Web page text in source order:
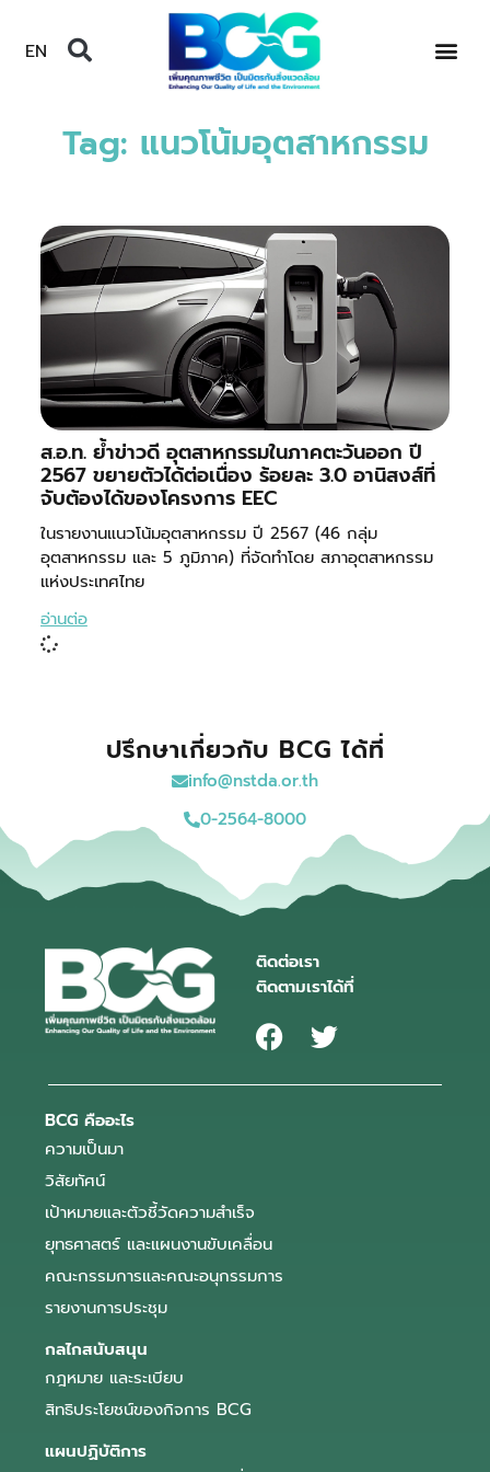
EN
Tag: แนวโน้มอุตสาหกรรม
ส.อ.ท. ย้ำข่าวดี อุตสาหกรรมในภาคตะวันออก ปี
2567 ขยายตัวได้ต่อเนื่อง ร้อยละ 3.0 อานิสงส์ที่
จับต้องได้ของโครงการ EEC
ในรายงานแนวโน้มอุตสาหกรรม ปี 2567 (46 กลุ่ม
อุตสาหกรรม และ 5 ภูมิภาค) ที่จัดทำโดย สภาอุตสาหกรรม
แห่งประเทศไทย
อ่านต่อ
ปรึกษาเกี่ยวกับ BCG ได้ที่
info@nstda.or.th
0-2564-8000
ติดต่อเรา
ติดตามเราได้ที่
BCG คืออะไร
ความเป็นมา
วิสัยทัศน์
เป้าหมายและตัวชี้วัดความสำเร็จ
ยุทธศาสตร์ และแผนงานขับเคลื่อน
คณะกรรมการและคณะอนุกรรมการ
รายงานการประชุม
กลไกสนับสนุน
กฎหมาย และระเบียบ
สิทธิประโยชน์ของกิจการ BCG
แผนปฏิบัติการ